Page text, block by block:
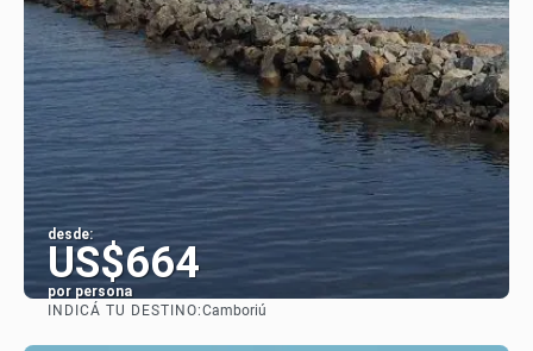
desde:
US$664
por persona
INDICÁ TU DESTINO:Camboriú